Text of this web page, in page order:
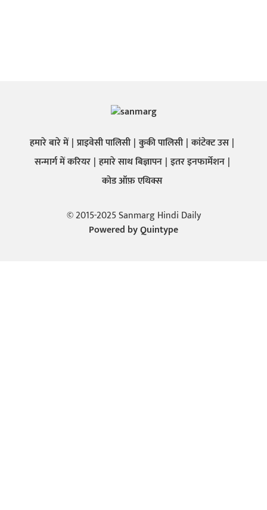
हमारे बारे में प्राइवेसी पालिसी कुकी पालिसी कांटेक्ट उस
सन्मार्ग में करियर हमारे साथ बिज्ञापन इतर इनफार्मेशन
कोड ऑफ़ एथिक्स
© 2015-2025 Sanmarg Hindi Daily
Powered byQuintype